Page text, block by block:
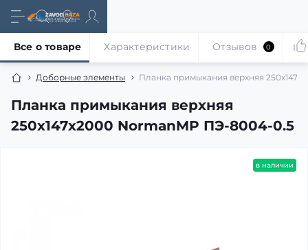
Доборные элементы Планка примыкания верхняя
Планка примыкания верхняя
250х147х2000 NormanMP ПЭ-8004-0.5
Все о товаре Характеристики Отзывов 0
в наличии